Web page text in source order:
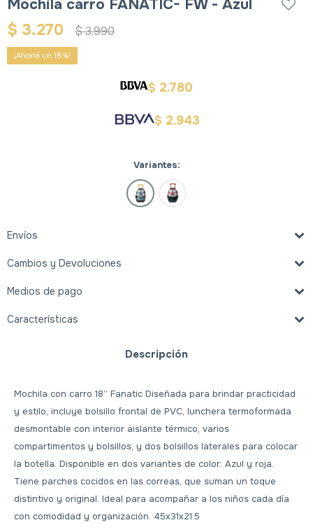
Mochila carro FANATIC- FW - Azul
$ 3.270 $3.990
18
$ 2.780
$ 2.943
Variantes:
Envíos
Cambios y Devoluciones
Medios de pago
Características
Descripción
Mochila con carro 18” Fanatic Diseñada para brindar practicidad
y estilo, incluye bolsillo frontal de PVC, lunchera termoformada
desmontable con interior aislante térmico, varios
compartimentos y bolsillos, y dos bolsillos laterales para colocar
la botella. Disponible en dos variantes de color: Azul y roja.
Tiene parches cocidos en las correas, que suman un toque
distintivo y original. Ideal para acompañar a los niños cada día
con comodidad y organización. 45x31x21.5